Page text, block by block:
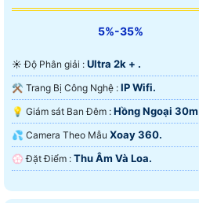
5%-35%
☀️ Độ Phân giải : Ultra 2k + .
⚒ Trang Bị Công Nghệ : IP Wifi.
💡 Giám sát Ban Đêm : Hồng Ngoại
💦 Camera Theo Mẫu Xoay 360.
️💮 Đặt Điểm : Thu Âm Và Loa.